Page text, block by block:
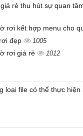
rẻ thu hút sự quan
rơi kết hợp menu cho
đẹp 1005
rơi giá rẻ 1012
loại file có thể thực